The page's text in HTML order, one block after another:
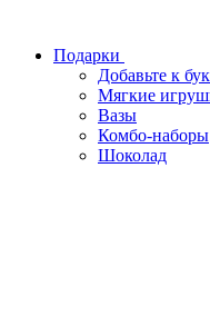
Подарки
Добавьте к
Мягкие
Вазы
Комбо-наборы
Шоколад